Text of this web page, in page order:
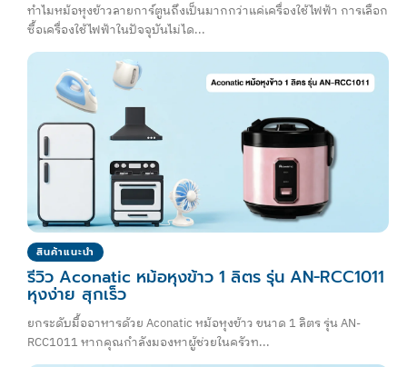
ทำไมหม้อหุงข้าวลายการ์ตูนถึงเป็นมากกว่าแค่เครื่องใช้ไฟฟ้า การเลือก
ซื้อเครื่องใช้ไฟฟ้าในปัจจุบันไม่ได...
สินค้าแนะนำ
รีวิว Aconatic หม้อหุงข้าว 1 ลิตร รุ่น AN-RCC1011
หุงง่าย สุกเร็ว
ยกระดับมื้ออาหารด้วย Aconatic หม้อหุงข้าว ขนาด 1 ลิตร รุ่น AN-
RCC1011 หากคุณกำลังมองหาผู้ช่วยในครัวท...